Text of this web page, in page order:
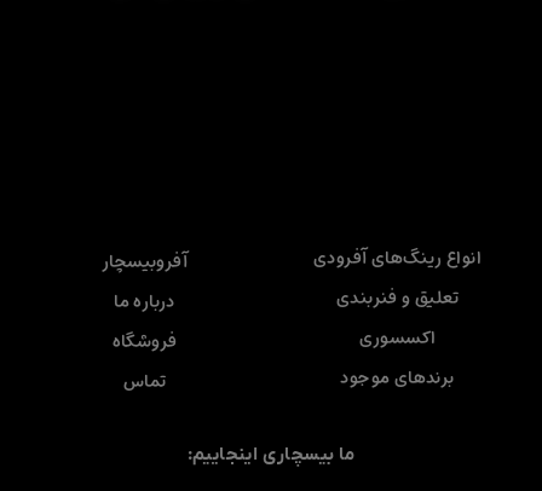
انواع رینگ‌های آفرودی
تعلیق و فنربندی
اکسسوری
برندهای موجود
آفروبیسچار
درباره ما
فروشگاه
تماس
ما بیسچاری اینجاییم: